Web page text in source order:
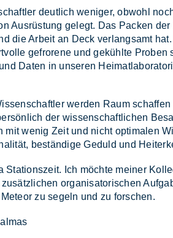
deut­lich we­ni­ger, ob­wohl
Aus­rüs­tung ge­legt. Das Pa­cken
die Ar­beit an Deck ver­lang­samt
ge­fro­re­ne und ge­kühl­te
Da­ten in un­se­ren
wer­den Raum
der wis­sen­schaft­li­chen
we­nig Zeit und nicht op­ti­ma­len
be­stän­di­ge Ge­duld und
Ich möch­te mei­ner
or­ga­ni­sa­to­ri­schen
zu se­geln und zu for­schen.